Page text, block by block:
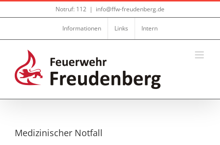
Zum
Notruf: 112 | info@ffw-freudenberg.de
Informationen Links Intern
Medizinischer Notfall